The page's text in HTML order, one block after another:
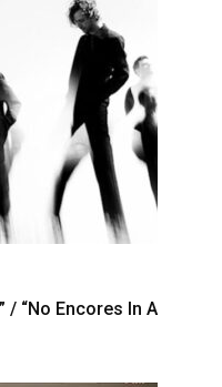
/ “No Encores In A